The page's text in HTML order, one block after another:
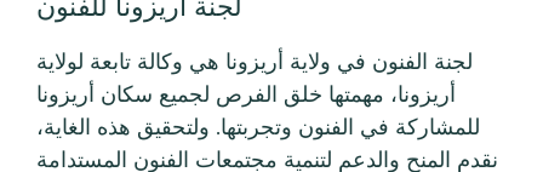
عرض الموقع